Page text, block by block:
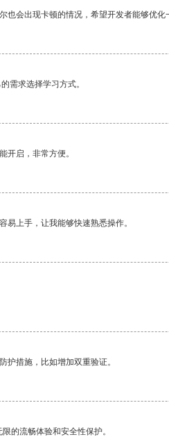
会出现卡顿的情况，希望开发者能够优化
需求选择学习方式。
开启，非常方便。
易上手，让我能够快速熟悉操作。
护措施，比如增加双重验证。
的流畅体验和安全性保护。